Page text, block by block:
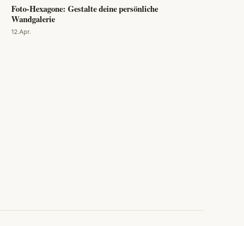
Foto-Hexagone: Gestalte deine persönliche
Wandgalerie
12.Apr.